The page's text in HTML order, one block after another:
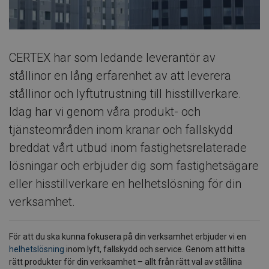
CERTEX har som ledande leverantör av
stållinor en lång erfarenhet av att leverera
stållinor och lyftutrustning till hisstillverkare.
Idag har vi genom våra produkt- och
tjänsteområden inom kranar och fallskydd
breddat vårt utbud inom fastighetsrelaterade
lösningar och erbjuder dig som fastighetsägare
eller hisstillverkare en helhetslösning för din
verksamhet.
För att du ska kunna fokusera på din verksamhet erbjuder vi en
helhetslösning inom lyft, fallskydd och service. Genom att hitta
rätt produkter för din verksamhet – allt från rätt val av stållina